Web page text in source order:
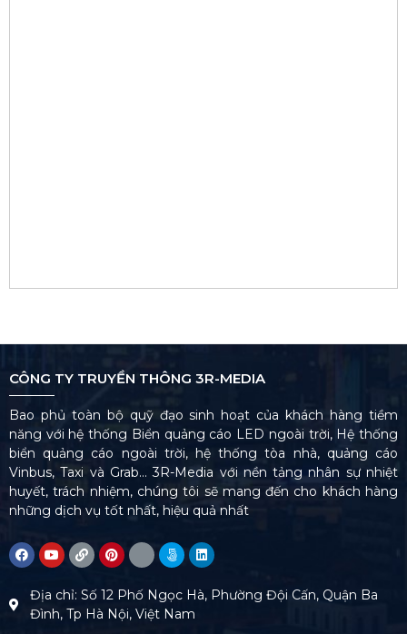
CÔNG TY TRUYỀN THÔNG 3R-MEDIA
Bao phủ toàn bộ quỹ đạo sinh hoạt của khách hàng tiềm
năng với hệ thống Biển quảng cáo LED ngoài trời, Hệ thống
biển quảng cáo ngoài trời, hệ thống tòa nhà, quảng cáo
Vinbus, Taxi và Grab… 3R-Media với nền tảng nhân sự nhiệt
huyết, trách nhiệm, chúng tôi sẽ mang đến cho khách hàng
những dịch vụ tốt nhất, hiệu quả nhất
Địa chỉ: Số 12 Phố Ngọc Hà, Phường Đội Cấn, Quận Ba
Đình, Tp Hà Nội, Việt Nam